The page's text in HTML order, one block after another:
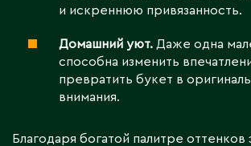
и искреннюю привязанность.
Домашний уют. Даже одна
способна изменить
превратить букет в
внимания.
Благодаря богатой палитре оттенков